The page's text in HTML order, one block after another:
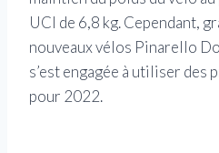
UCI de 6,8 kg. Cependant,
nouveaux vélos Pinarello
s’est engagée à utiliser des
pour 2022.